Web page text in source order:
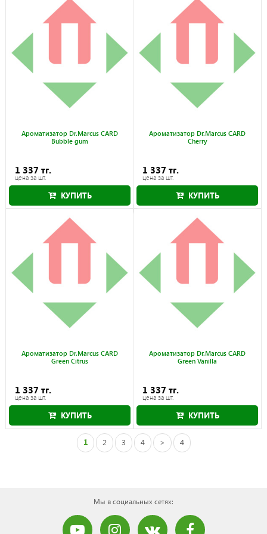
Ароматизатор Dr.Marcus CARD
Bubble gum
1 337 тг.
цена за шт.
КУПИТЬ
Ароматизатор Dr.Marcus CARD
Cherry
1 337 тг.
цена за шт.
КУПИТЬ
Ароматизатор Dr.Marcus CARD
Green Citrus
1 337 тг.
цена за шт.
КУПИТЬ
Ароматизатор Dr.Marcus CARD
Green Vanilla
1 337 тг.
цена за шт.
КУПИТЬ
1 2 3 4 > 4
Мы в социальных сетях: